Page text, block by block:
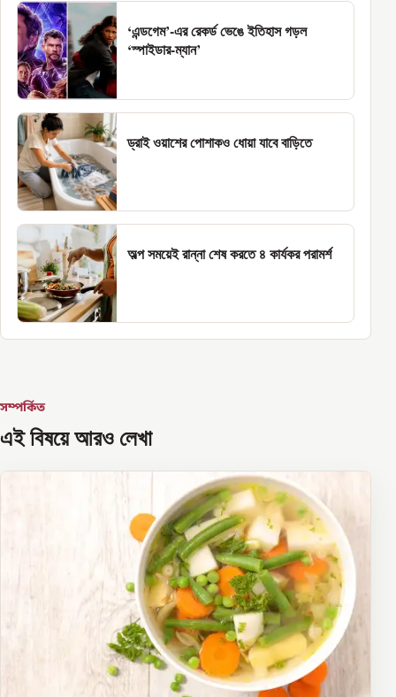
‘এন্ডগেম’-এর রেকর্ড ভেঙে ইতিহাস গড়ল
‘স্পাইডার-ম্যান’
ড্রাই ওয়াশের পোশাকও ধোয়া যাবে বাড়িতে
অল্প সময়েই রান্না শেষ করতে ৪ কার্যকর পরামর্শ
সম্পর্কিত
এই বিষয়ে আরও লেখা